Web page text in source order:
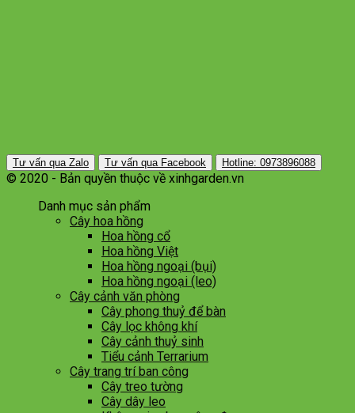
Tư vấn qua Zalo Tư vấn qua Facebook Hotline: 0973896088
© 2020 - Bản quyền thuộc về xinhgarden.vn
Danh mục sản phẩm
Cây hoa hồng
Hoa hồng cổ
Hoa hồng Việt
Hoa hồng ngoại (bụi)
Hoa hồng ngoại (leo)
Cây cảnh văn phòng
Cây phong thuỷ để bàn
Cây lọc không khí
Cây cảnh thuỷ sinh
Tiểu cảnh Terrarium
Cây trang trí ban công
Cây treo tường
Cây dây leo